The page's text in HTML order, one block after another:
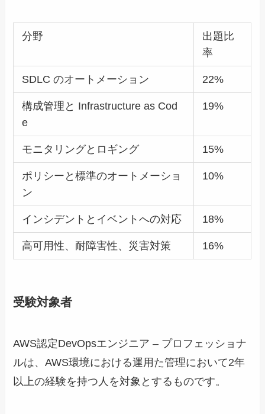
分野
出題比
率
SDLC のオートメーション 22%
構成管理と Infrastructure as Cod
e
19%
モニタリングとロギング 15%
ポリシーと標準のオートメーショ
ン
10%
インシデントとイベントへの対応 18%
高可用性、耐障害性、災害対策 16%
受験対象者
AWS認定DevOpsエンジニア – プロフェッショナ
ルは、AWS環境における運用た管理において2年
以上の経験を持つ人を対象とするものです。